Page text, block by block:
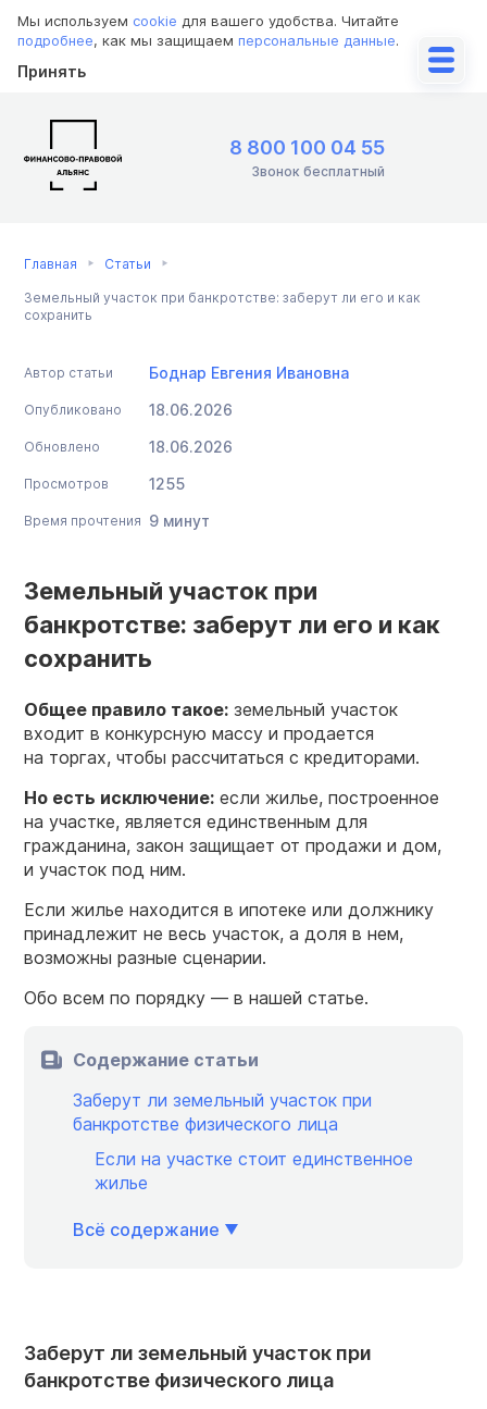
Мы используем cookie для вашего удобства. Читайте
подробнее, как мы защищаем персональные данные.
Принять
8 800 100 04 55
Звонок бесплатный
Главная Статьи
Земельный участок при банкротстве: заберут ли его и как
сохранить
Автор статьи Боднар Евгения Ивановна
Опубликовано 18.06.2026
Обновлено 18.06.2026
Просмотров 1255
Время прочтения 9 минут
Земельный участок при
банкротстве: заберут ли его и как
сохранить
Общее правило такое: земельный участок
входит в конкурсную массу и продается
на торгах, чтобы рассчитаться с кредиторами.
Но есть исключение: если жилье, построенное
на участке, является единственным для
гражданина, закон защищает от продажи и дом,
и участок под ним.
Если жилье находится в ипотеке или должнику
принадлежит не весь участок, а доля в нем,
возможны разные сценарии.
Обо всем по порядку — в нашей статье.
Содержание статьи
Заберут ли земельный участок при
банкротстве физического лица
Если на участке стоит единственное
жилье
Всё содержание
Заберут ли земельный участок при
банкротстве физического лица